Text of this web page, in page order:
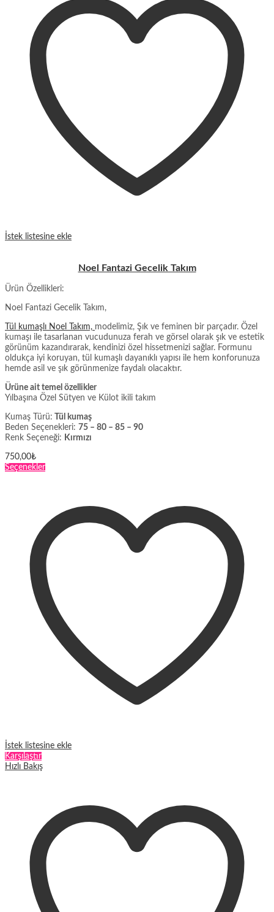
İstek listesine ekle
Noel Fantazi Gecelik Takım
Ürün Özellikleri:
Noel Fantazi Gecelik Takım,
Tül kumaşlı Noel Takım, modelimiz, Şık ve feminen bir parçadır. Özel
kumaşı ile tasarlanan vucudunuza ferah ve görsel olarak şık ve estetik
görünüm kazandırarak, kendinizi özel hissetmenizi sağlar. Formunu
oldukça iyi koruyan, tül kumaşlı dayanıklı yapısı ile hem konforunuza
hemde asil ve şık görünmenize faydalı olacaktır.
Ürüne ait temel özellikler
Yılbaşına Özel Sütyen ve Külot ikili takım
Kumaş Türü: Tül kumaş
Beden Seçenekleri: 75 – 80 – 85 – 90
Renk Seçeneği: Kırmızı
750,00₺
SeçeneklerBu
varyasyonu
var.
Seçenekler
ürün
sayfasından
seçilebilir
İstek listesine ekle
Karşılaştır
Hızlı Bakış